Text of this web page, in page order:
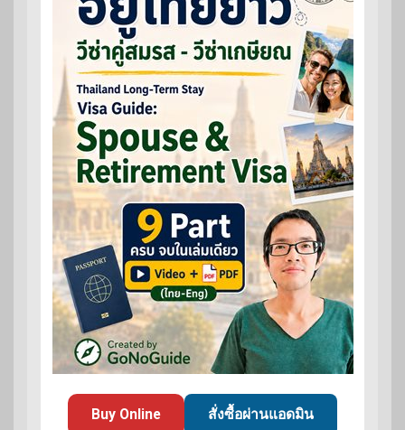
Buy Online สั่งซื้อผ่านแอดมิน